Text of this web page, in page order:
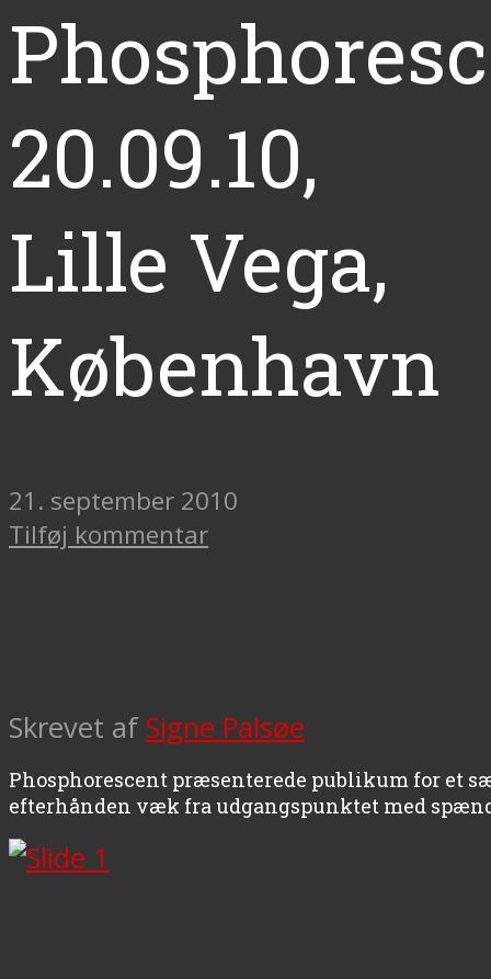
20.09.10,
Lille Vega,
København
21. september 2010
Tilføj kommentar
Skrevet af Signe Palsøe
Phosphorescent præsenterede publikum for et
efterhånden væk fra udgangspunktet med